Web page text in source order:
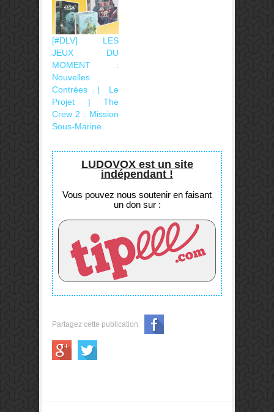
[#DLV] LES
JEUX DU
MOMENT :
Nouvelles
Contrées | Le
Projet | The
Crew 2 : Mission
Sous-Marine
LUDOVOX est un site
indépendant !
Vous pouvez nous soutenir en faisant
un don sur :
Partagez cette publication